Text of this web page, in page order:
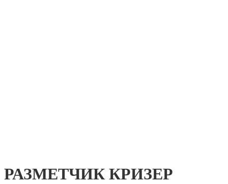
РАЗМЕТЧИК КРИЗЕР